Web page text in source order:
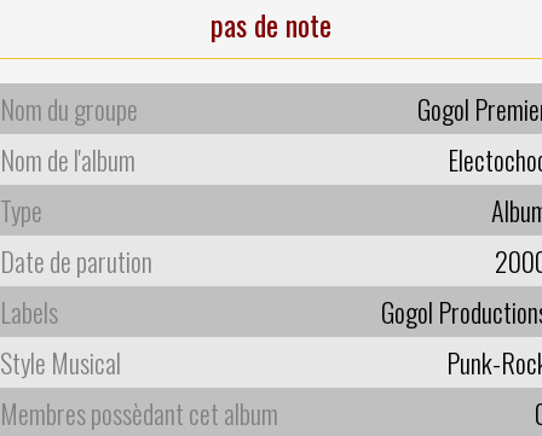
pas de note
Nom du groupe
Gogol
Nom de l'album
Type
Date de parution
Labels
Gogol
Style Musical
Punk-
Membres possèdant cet album